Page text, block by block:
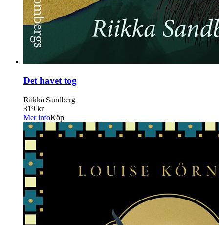
Det havet tog
Riikka Sandberg
319 kr
Mer infoKöp